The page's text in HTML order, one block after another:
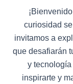
curiosidad
invitamos a
que desafiarán
y tecnología
inspirarte y